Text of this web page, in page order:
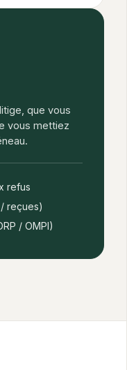
que vous
vous mettiez
refus
reçues)
/ OMPI)